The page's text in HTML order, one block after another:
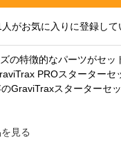
がお気に入りに登録して
の特徴的なパーツがセッ
PROスターターセ
GraviTraxスターターセ
見る